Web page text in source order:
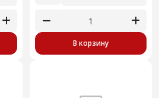
В корзину